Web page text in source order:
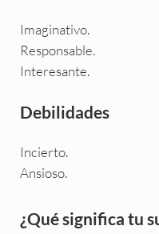
Imaginativo.
Responsable.
Interesante.
Debilidades
Incierto.
Ansioso.
Sidebar
¿Qué significa tu